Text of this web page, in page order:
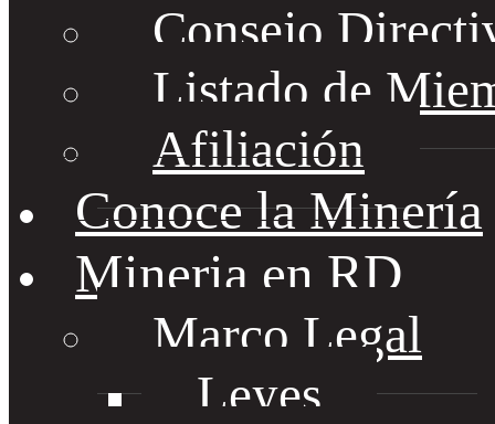
Consejo
Listado de
Afiliación
Conoce la Minería
Mineria en RD
Marco Legal
Leyes